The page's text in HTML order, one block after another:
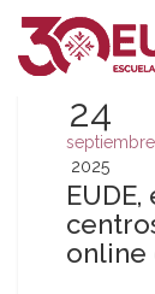
24
septiembre
2025
online